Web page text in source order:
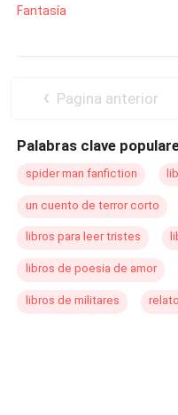
Fantasía
Pagina anterior
Palabras clave
spider man fanfiction
un cuento de terror corto
libros para leer tristes
libros de poesia de amor
libros de militares